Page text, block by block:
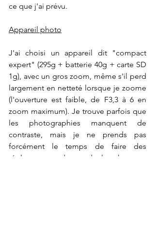
ce que j'ai prévu.
Appareil photo
J'ai choisi un appareil dit "compact
expert" (295g + batterie 40g + carte SD
1g), avec un gros zoom, même s'il perd
largement en netteté lorsque je zoome
(l'ouverture est faible, de F3,3 à 6 en
zoom maximum). Je trouve parfois que
les photographies manquent de
contraste, mais je ne prends pas
forcément le temps de faire des
réglages avant de prendre les photos.